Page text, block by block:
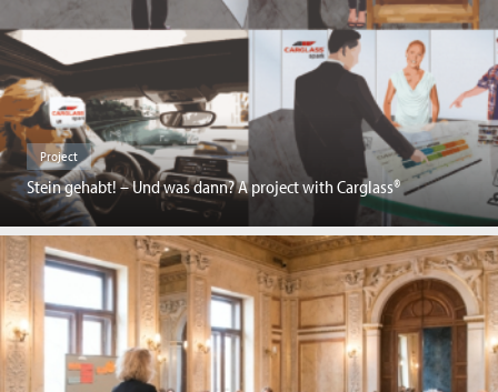
Project
Stein gehabt! – Und was dann? A project with Carglass®